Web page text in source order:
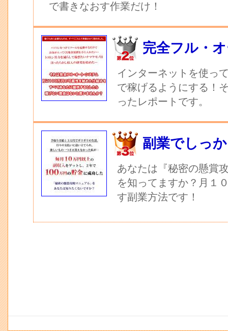
で書きなおす作業だけ！
完全フル・
インターネットを使っ
で稼げるようにする！
ったレポートです。
副業でしっ
あなたは『秘密の懸賞
を知ってますか？月１
す副業方法です！